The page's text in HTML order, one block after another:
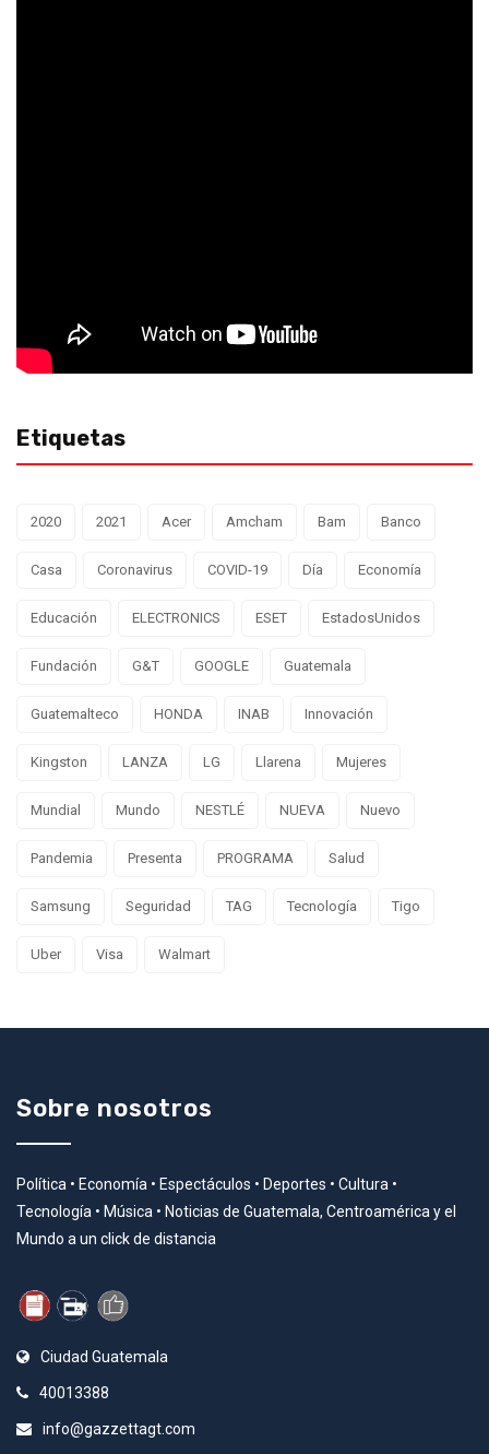
Etiquetas
2020 2021 Acer Amcham Bam Banco
Casa Coronavirus COVID-19 Día Economía
Educación ELECTRONICS ESET EstadosUnidos
Fundación G&T GOOGLE Guatemala
Guatemalteco HONDA INAB Innovación
Kingston LANZA LG Llarena Mujeres
Mundial Mundo NESTLÉ NUEVA Nuevo
Pandemia Presenta PROGRAMA Salud
Samsung Seguridad TAG Tecnología Tigo
Uber Visa Walmart
Sobre nosotros
Política • Economía • Espectáculos • Deportes • Cultura •
Tecnología • Música • Noticias de Guatemala, Centroamérica y el
Mundo a un click de distancia
Ciudad Guatemala
40013388
info@gazzettagt.com